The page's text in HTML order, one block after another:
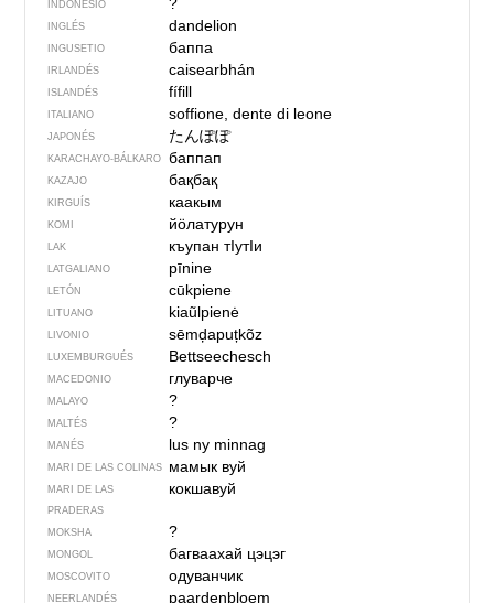
INDONESIO
INGLÉS dandelion
INGUSETIO баппа
IRLANDÉS caisearbhán
ISLANDÉS fífill
ITALIANO soffione, dente di leone
JAPONÉS たんぽぽ
KARACHAYO-BÁLKARO баппап
KAZAJO бақбақ
KIRGUÍS каакым
KOMI йӧлатурун
LAK къупан тIутIи
LATGALIANO pīnine
LETÓN cūkpiene
LITUANO kiaũlpienė
LIVONIO sēmḑapuțkõz
LUXEMBURGUÉS Bettseechesch
MACEDONIO глуварче
MALAYO ?
MALTÉS ?
MANÉS lus ny minnag
MARI DE LAS COLINAS мамык вуй
MARI DE LAS
PRADERAS
кокшавуй
MOKSHA ?
MONGOL багваахай цэцэг
MOSCOVITO одуванчик
NEERLANDÉS paardenbloem